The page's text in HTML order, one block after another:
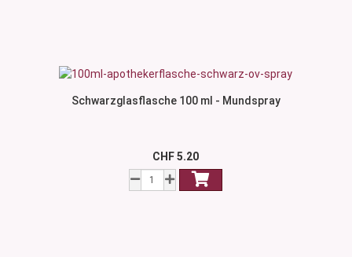
Schwarzglasflasche 100 ml - Mundspray
CHF 5.20